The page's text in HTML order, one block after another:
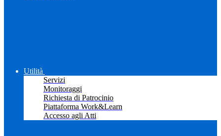
Utilità
Servizi
Monitoraggi
Richiesta di Patrocinio
Piattaforma Work&Learn
Accesso agli Atti